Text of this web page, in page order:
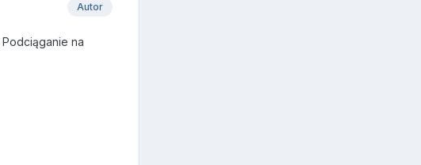
Autor
na